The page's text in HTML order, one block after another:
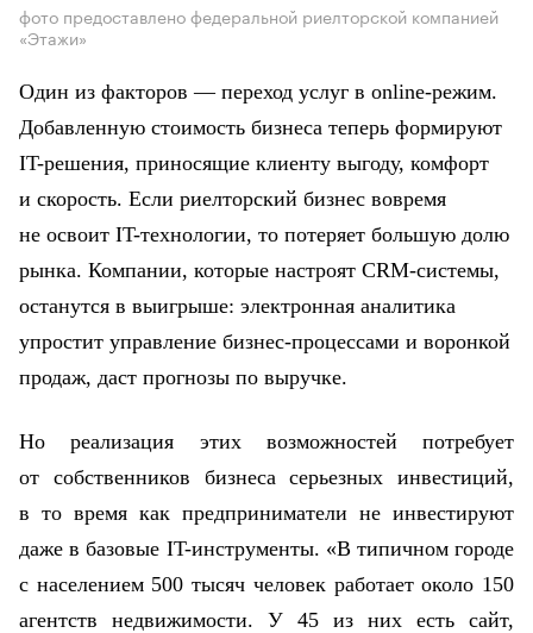
фото предоставлено федеральной риелторской компанией
«Этажи»
Один из факторов — переход услуг в online-режим.
Добавленную стоимость бизнеса теперь формируют
IT-решения, приносящие клиенту выгоду, комфорт
и скорость. Если риелторский бизнес вовремя
не освоит IT-технологии, то потеряет большую долю
рынка. Компании, которые настроят CRM-системы,
останутся в выигрыше: электронная аналитика
упростит управление бизнес-процессами и воронкой
продаж, даст прогнозы по выручке.
Но реализация этих возможностей потребует
от собственников бизнеса серьезных инвестиций,
в то время как предприниматели не инвестируют
даже в базовые IT-инструменты. «В типичном городе
с населением 500 тысяч человек работает около 150
агентств недвижимости. У 45 из них есть сайт,